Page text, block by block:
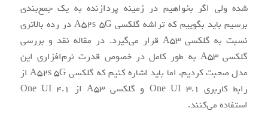
شده ولی اگر بخواهیم در زمینه پردازنده به یک جمع‌بندی
برسیم باید بگوییم که تراشه گلکسی A52s 5G در رده بالاتری
نسبت به گلکسی A53 قرار می‌گیرد. در مقاله نقد و بررسی
گلکسی A53 به طور کامل در خصوص قدرت نرم‌افزاری این
مدل صحبت کردیم، اما باید اشاره کنیم که گلکسی A52s 5G از
رابط کاربری One UI 3.1 و گلکسی A53 از One UI 4.1
استفاده می‌کنند.